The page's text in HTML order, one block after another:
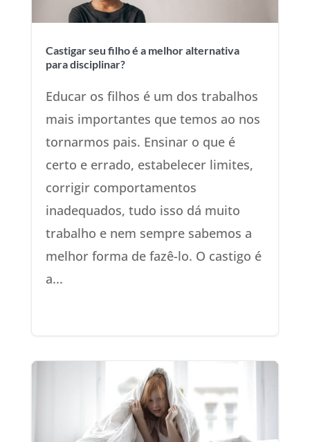
Castigar seu filho é a melhor alternativa
para disciplinar?
Educar os filhos é um dos trabalhos
mais importantes que temos ao nos
tornarmos pais. Ensinar o que é
certo e errado, estabelecer limites,
corrigir comportamentos
inadequados, tudo isso dá muito
trabalho e nem sempre sabemos a
melhor forma de fazê-lo. O castigo é
a...